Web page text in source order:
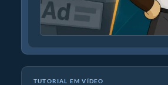
TUTORIAL EM VÍDEO